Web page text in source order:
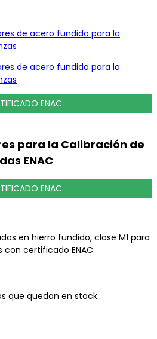
ENAC
para la Calibración de
ENAC
ENAC
en hierro fundido, clase M1 para
certificado ENAC.
que quedan en stock.